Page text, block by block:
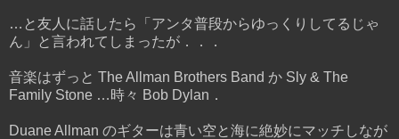
…と友人に話したら「アンタ普段からゆっくりしてるじゃ
ん」と言われてしまったが．．．
音楽はずっと The Allman Brothers Band か Sly & The
Family Stone …時々 Bob Dylan．
Duane Allman のギターは青い空と海に絶妙にマッチしなが